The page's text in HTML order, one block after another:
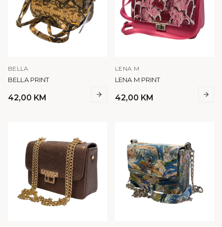
BELLA
BELLA PRINT
42,00 KM
LENA M
LENA M PRINT
42,00 KM